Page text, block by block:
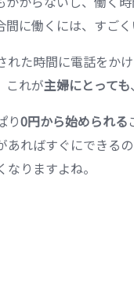
に働くには、すごく
れた時間に電話をか
これが主婦にとっても
り0円から始められる
あればすぐにできる
りますよね。